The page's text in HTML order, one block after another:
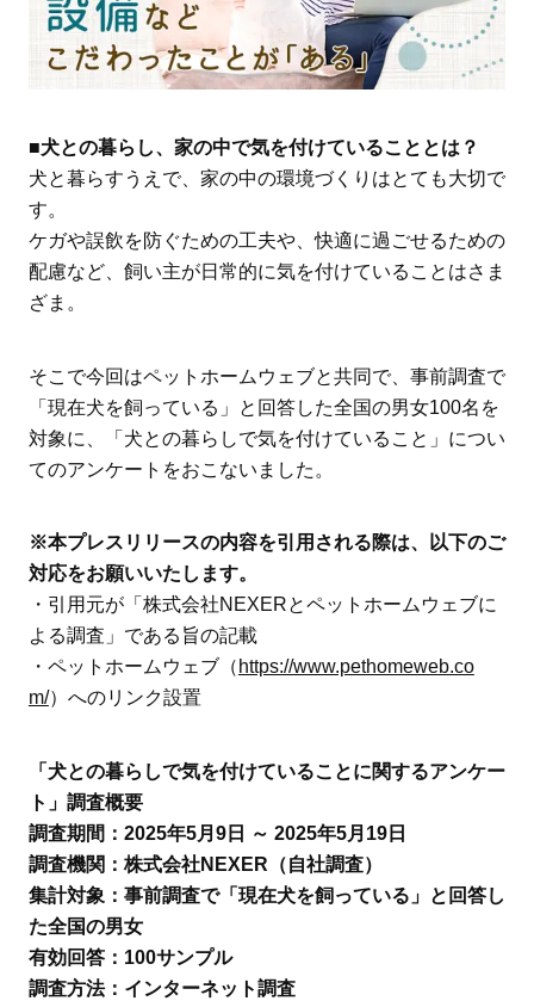
■犬との暮らし、家の中で気を付けていることとは？
犬と暮らすうえで、家の中の環境づくりはとても大切で
す。
ケガや誤飲を防ぐための工夫や、快適に過ごせるための
配慮など、飼い主が日常的に気を付けていることはさま
ざま。
そこで今回はペットホームウェブと共同で、事前調査で
「現在犬を飼っている」と回答した全国の男女100名を
対象に、「犬との暮らしで気を付けていること」につい
てのアンケートをおこないました。
※本プレスリリースの内容を引用される際は、以下のご
対応をお願いいたします。
・引用元が「株式会社NEXERとペットホームウェブに
よる調査」である旨の記載
・ペットホームウェブ（ https://www.pethomeweb.co
m/）へのリンク設置
「犬との暮らしで気を付けていることに関するアンケー
ト」調査概要
調査期間：2025年5月9日 ～ 2025年5月19日
調査機関：株式会社NEXER（自社調査）
集計対象：事前調査で「現在犬を飼っている」と回答し
た全国の男女
有効回答：100サンプル
調査方法：インターネット調査